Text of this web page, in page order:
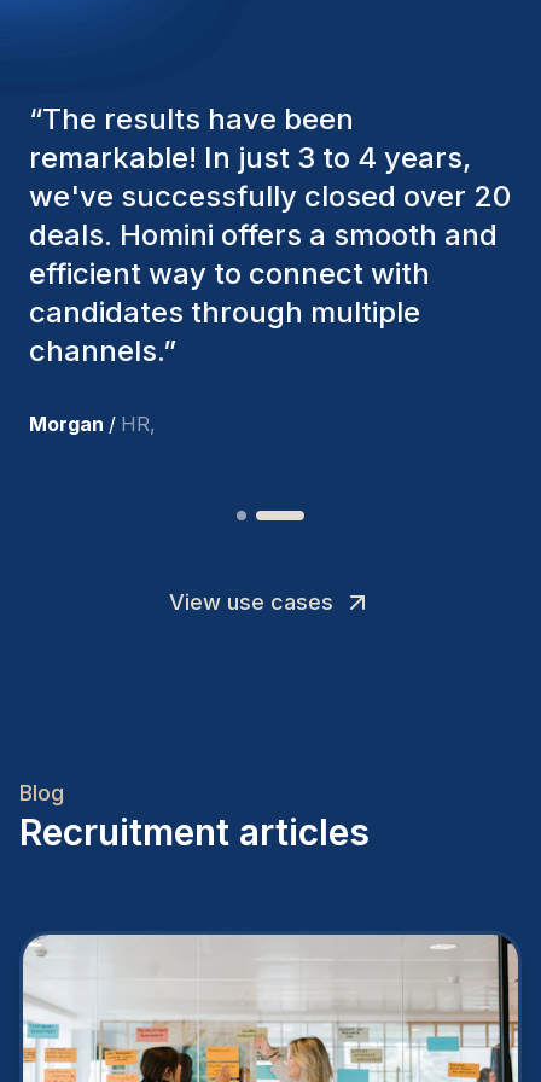
“The Homini consultants have
consistently considered various
factors to ensure they present the
best candidates. The individuals
we've hired are still with us, and
I’m truly pleased with the new
team members.
Joakin / Deputy-AMLCO
View use cases
Blog
Recruitment articles